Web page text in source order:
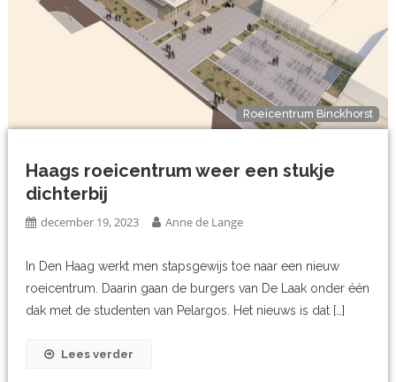
Roeicentrum Binckhorst
Haags roeicentrum weer een stukje
dichterbij
december 19, 2023 Anne de Lange
In Den Haag werkt men stapsgewijs toe naar een nieuw
roeicentrum. Daarin gaan de burgers van De Laak onder één
dak met de studenten van Pelargos. Het nieuws is dat […]
Lees verder